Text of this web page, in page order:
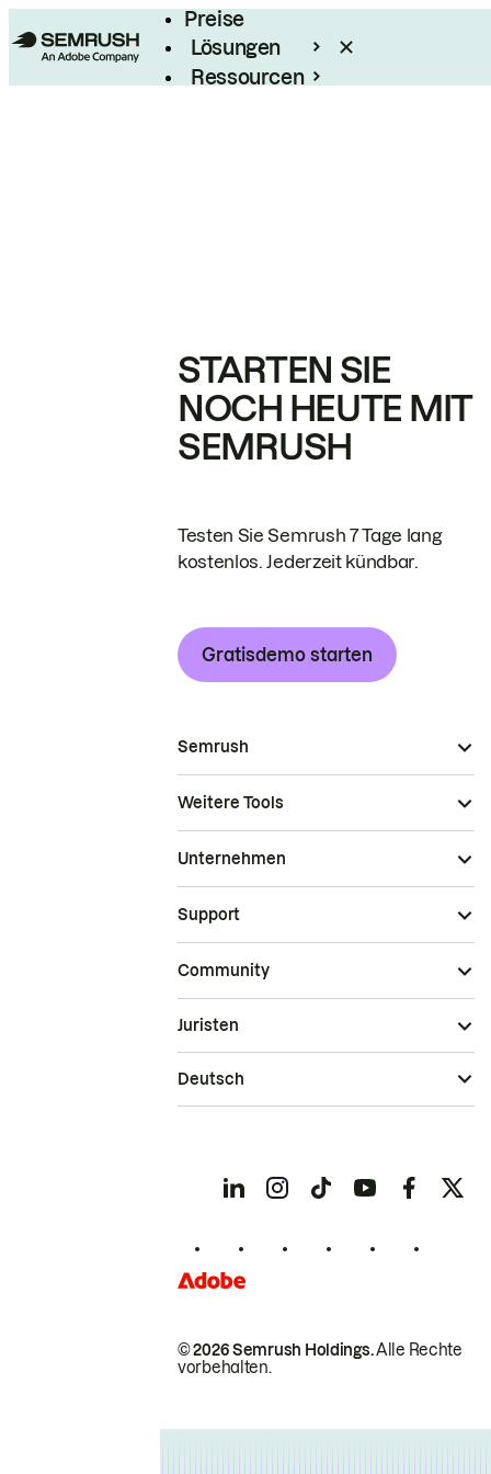
Preise
Lösungen
Ressourcen
STARTEN SIE
NOCH HEUTE MIT
SEMRUSH
Testen Sie Semrush 7 Tage lang
kostenlos. Jederzeit kündbar.
Gratisdemo starten
Semrush
Weitere Tools
Unternehmen
Support
Community
© 2026 Semrush Holdings.Alle Rechte
vorbehalten.
Juristen
Deutsch